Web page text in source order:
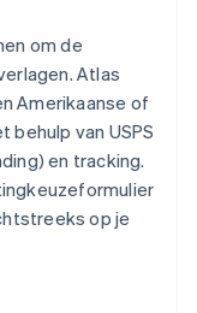
om de
Atlas
Amerikaanse of
van USPS
en tracking.
op je